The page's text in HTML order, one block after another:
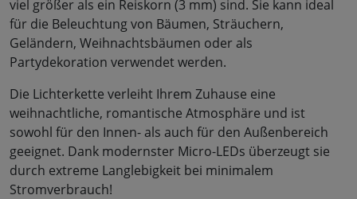
viel größer als ein Reiskorn (3 mm) sind. Sie kann ideal
für die Beleuchtung von Bäumen, Sträuchern,
Geländern, Weihnachtsbäumen oder als
Partydekoration verwendet werden.
Die Lichterkette verleiht Ihrem Zuhause eine
weihnachtliche, romantische Atmosphäre und ist
sowohl für den Innen- als auch für den Außenbereich
geeignet. Dank modernster Micro-LEDs überzeugt sie
durch extreme Langlebigkeit bei minimalem
Stromverbrauch!